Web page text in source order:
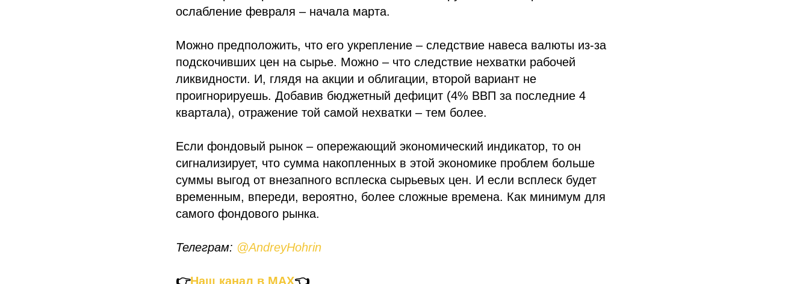
ослабление февраля – начала марта.
Можно предположить, что его укрепление – следствие навеса валюты из-за
подскочивших цен на сырье. Можно – что следствие нехватки рабочей
ликвидности. И, глядя на акции и облигации, второй вариант не
проигнорируешь. Добавив бюджетный дефицит (4% ВВП за последние 4
квартала), отражение той самой нехватки – тем более.
Если фондовый рынок – опережающий экономический индикатор, то он
сигнализирует, что сумма накопленных в этой экономике проблем больше
суммы выгод от внезапного всплеска сырьевых цен. И если всплеск будет
временным, впереди, вероятно, более сложные времена. Как минимум для
самого фондового рынка.
Телеграм: @AndreyHohrin
👉Наш канал в MAX👈